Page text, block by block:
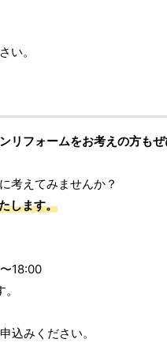
い。
フォームをお考えの方もぜ
考えてみませんか？
します。
18:00
込みください。